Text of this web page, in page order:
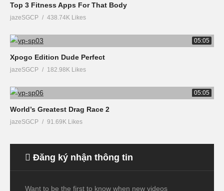
Top 3 Fitness Apps For That Body
jazeSGCP 438.74K Likes
05:05
Xpogo Edition Dude Perfect
jazeSGCP 182.98K Likes
05:05
World’s Greatest Drag Race 2
jazeSGCP 91.69K Likes
Đăng ký nhận thông tin
Want to be the first to know when new videos